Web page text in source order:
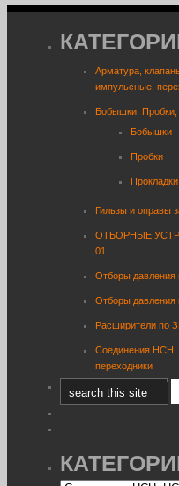
Арматура,
импульсные,
Бобышки, Пробки,
Бобышки
Пробки
Прокладки
Гильзы и оправы
ОТБОРНЫЕ
01
Отборы давления
Отборы
Расширители по
Соединения НСН,
переходники